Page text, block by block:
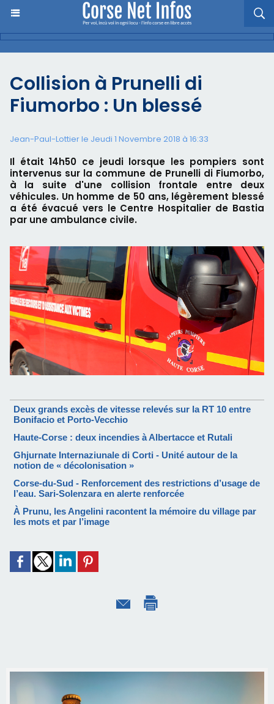
Collision à Prunelli di
Fiumorbo : Un blessé
Jean-Paul-Lottier le Jeudi 1 Novembre 2018 à 16:33
Il était 14h50 ce jeudi lorsque les pompiers sont
intervenus sur la commune de Prunelli di Fiumorbo,
à la suite d'une collision frontale entre deux
véhicules. Un homme de 50 ans, légèrement blessé
a été évacué vers le Centre Hospitalier de Bastia
par une ambulance civile.
Deux grands excès de vitesse relevés sur la RT 10 entre
Bonifacio et Porto-Vecchio
Haute-Corse : deux incendies à Albertacce et Rutali
Ghjurnate Internaziunale di Corti - Unité autour de la
notion de « décolonisation »
Corse-du-Sud - Renforcement des restrictions d’usage de
l’eau. Sari-Solenzara en alerte renforcée
À Prunu, les Angelini racontent la mémoire du village par
les mots et par l’image